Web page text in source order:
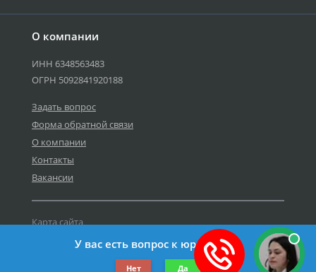
О компании
ИНН 6348563483
ОГРН 5092841920188
Задать вопрос
Форма обратной связи
О компании
Контакты
Вакансии
©2019-2026 Все права защищены.
Карта сайта
Политика персональных данных
У вас есть вопрос к юристу?
Нет Да